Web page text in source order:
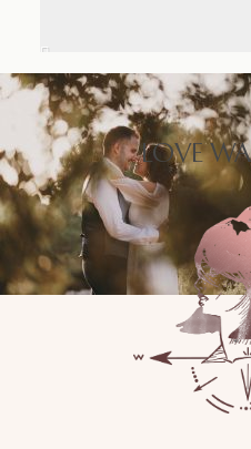
LOVE